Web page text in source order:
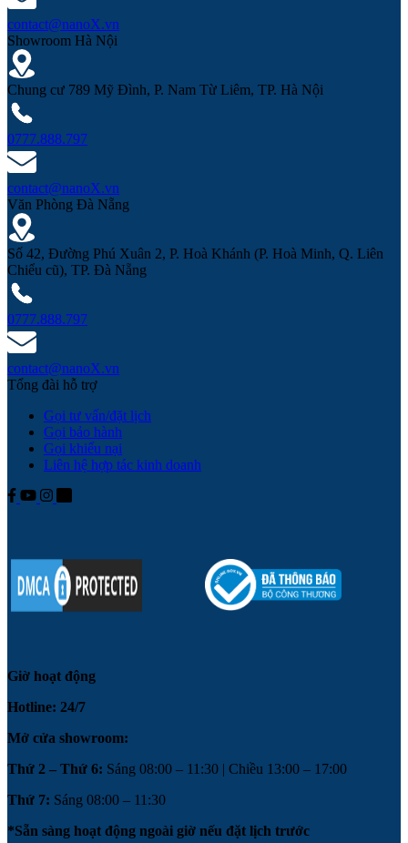
contact@nanoX.vn
Showroom Hà Nội
Chung cư 789 Mỹ Đình, P. Nam Từ Liêm, TP. Hà Nội
0777.888.797
contact@nanoX.vn
Văn Phòng Đà Nẵng
Số 42, Đường Phú Xuân 2, P. Hoà Khánh (P. Hoà Minh, Q. Liên
Chiểu cũ), TP. Đà Nẵng
0777.888.797
contact@nanoX.vn
Tổng đài hỗ trợ
Gọi tư vấn/đặt lịch
Gọi bảo hành
Gọi khiếu nại
Liên hệ hợp tác kinh doanh
Giờ hoạt động
Hotline: 24/7
Mở cửa showroom:
Thứ 2 – Thứ 6: Sáng 08:00 – 11:30 | Chiều 13:00 – 17:00
Thứ 7: Sáng 08:00 – 11:30
*Sẵn sàng hoạt động ngoài giờ nếu đặt lịch trước